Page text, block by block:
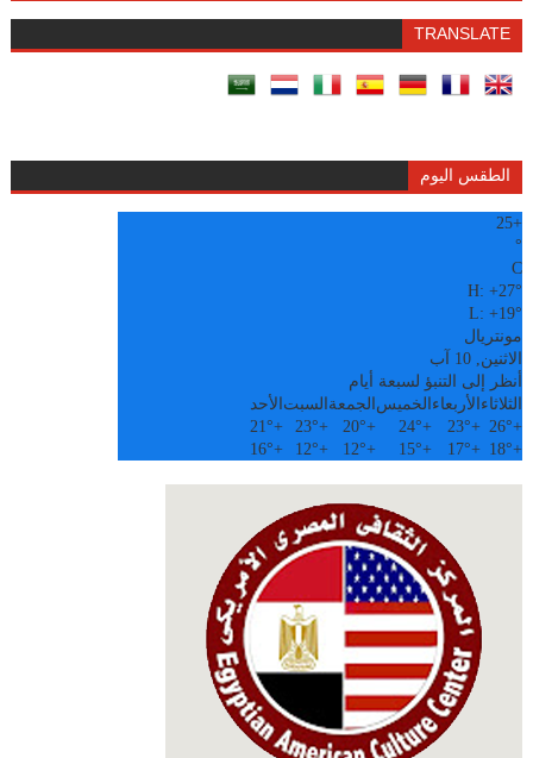
TRANSLATE
الطقس اليوم
+
25
°
C
H:+27°
L:+19°
مونتريال
الاثنين, 10 آب
أنظر إلى التنبؤ لسبعة أيام
الثلاثاء الأربعاء الخميس الجمعة السبت الأحد
+
26°
+
23°
+
24°
+
20°
+
23°
+
21°
+
18°
+
17°
+
15°
+
12°
+
12°
+
16°